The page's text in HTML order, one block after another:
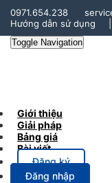
0971.654.238
Hướng dẫn sử dụng
Toggle Navigation
Giới thiệu
Giải pháp
Bảng giá
Bài viết
Đăng ký
Đăng nhập